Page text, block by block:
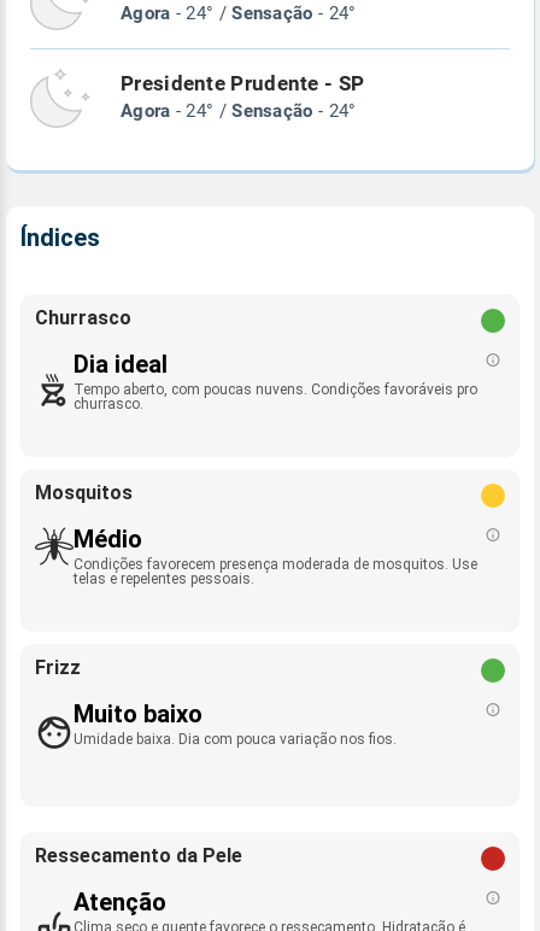
Agora - 24° /Sensação - 24°
Presidente Prudente - SP
Agora - 24° /Sensação - 24°
Índices
Churrasco
Dia ideal
Tempo aberto, com poucas nuvens. Condições favoráveis pro
churrasco.
Mosquitos
Médio
Condições favorecem presença moderada de mosquitos. Use
telas e repelentes pessoais.
Frizz
Muito baixo
Umidade baixa. Dia com pouca variação nos fios.
Ressecamento da Pele
Atenção
Clima seco e quente favorece o ressecamento. Hidratação é